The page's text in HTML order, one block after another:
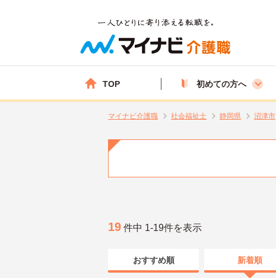
TOP 初めての方へ
マイナビ介護職 社会福祉士 静岡県 沼津市
19 件中 1-19件を表示
おすすめ順 新着順